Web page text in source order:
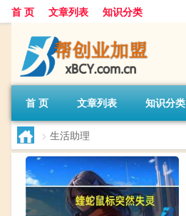
首 页 文章列表 知识分类
首 页 文章列表 知识分类
> 生活助理